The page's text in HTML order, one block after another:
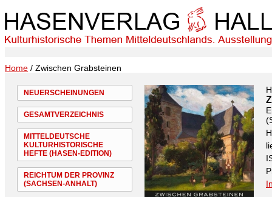
Home / Zwischen Grabsteinen
NEUERSCHEINUNGEN
GESAMTVERZEICHNIS
MITTELDEUTSCHE
KULTURHISTORISCHE
HEFTE (HASEN-EDITION)
REICHTUM DER PROVINZ
(SACHSEN-ANHALT)